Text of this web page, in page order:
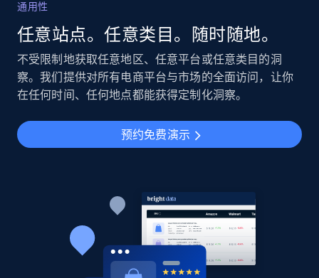
通用性
任意站点。任意类目。随时随地。
不受限制地获取任意地区、任意平台或任意类目的洞
察。我们提供对所有电商平台与市场的全面访问，让你
在任何时间、任何地点都能获得定制化洞察。
预约免费演示